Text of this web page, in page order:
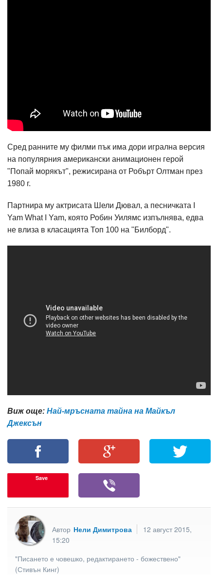
Сред ранните му филми пък има дори игрална версия
на популярния американски анимационен герой
"Попай морякът", режисирана от Робърт Олтман през
1980 г.
Партнира му актрисата Шели Дювал, а песничката I
Yam What I Yam, която Робин Уилямс изпълнява, едва
не влиза в класацията Топ 100 на "Билборд".
Виж още: Най-мръсната тайна на Майкъл
Джексън
Save
Автор Нели Димитрова
12 август 2015,
15:20
"Писането е човешко, редактирането - божествено"
(Стивън Кинг)